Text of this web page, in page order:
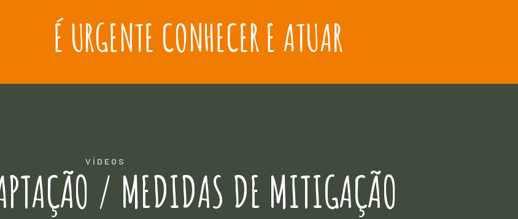
É URGENTE CONHECER E ATUAR
VÍDEOS
/ MEDIDAS DE MITIGAÇÃO